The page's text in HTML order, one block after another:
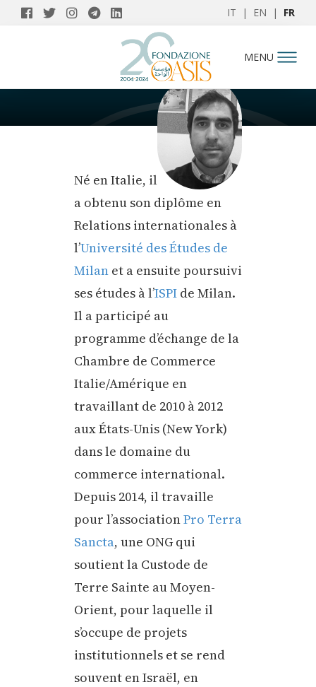
IT | EN | FR
MENU
Giacomo Gentile
Né en Italie, il
a obtenu son diplôme en
Relations internationales à
l’Université des Études de
Milan et a ensuite poursuivi
ses études à l’ISPI de Milan.
Il a participé au
programme d’échange de la
Chambre de Commerce
Italie/Amérique en
travaillant de 2010 à 2012
aux États-Unis (New York)
dans le domaine du
commerce international.
Depuis 2014, il travaille
pour l’associationPro Terra
Sancta, une ONG qui
soutient la Custode de
Terre Sainte au Moyen-
Orient, pour laquelle il
s’occupe de projets
institutionnels et se rend
souvent en Israël, en